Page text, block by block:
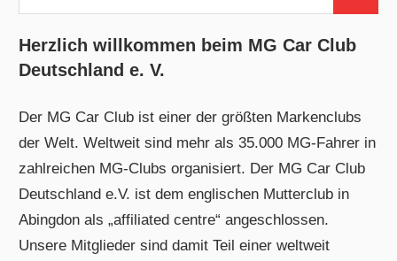
nach:
Herzlich willkommen beim MG Car Club
Deutschland e. V.
Der MG Car Club ist einer der größten Markenclubs
der Welt. Weltweit sind mehr als 35.000 MG-Fahrer in
zahlreichen MG-Clubs organisiert. Der MG Car Club
Deutschland e.V. ist dem englischen Mutterclub in
Abingdon als „affiliated centre“ angeschlossen.
Unsere Mitglieder sind damit Teil einer weltweit